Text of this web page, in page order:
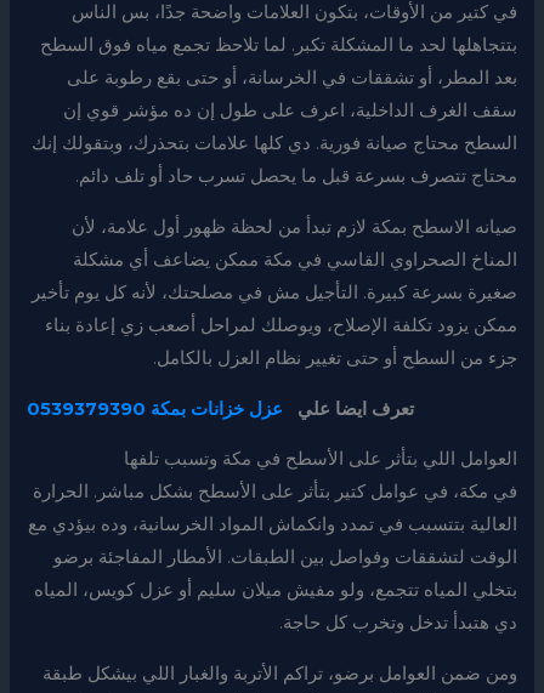
في كتير من الأوقات، بتكون العلامات واضحة جدًا، بس الناس
بتتجاهلها لحد ما المشكلة تكبر. لما تلاحظ تجمع مياه فوق السطح
بعد المطر، أو تشققات في الخرسانة، أو حتى بقع رطوبة على
سقف الغرف الداخلية، اعرف على طول إن ده مؤشر قوي إن
السطح محتاج صيانة فورية. دي كلها علامات بتحذرك، وبتقولك إنك
محتاج تتصرف بسرعة قبل ما يحصل تسرب حاد أو تلف دائم.
صيانه الاسطح بمكة لازم تبدأ من لحظة ظهور أول علامة، لأن
المناخ الصحراوي القاسي في مكة ممكن يضاعف أي مشكلة
صغيرة بسرعة كبيرة. التأجيل مش في مصلحتك، لأنه كل يوم تأخير
ممكن يزود تكلفة الإصلاح، ويوصلك لمراحل أصعب زي إعادة بناء
جزء من السطح أو حتى تغيير نظام العزل بالكامل.
تعرف ايضا علي عزل خزانات بمكة 0539379390
العوامل اللي بتأثر على الأسطح في مكة وتسبب تلفها
في مكة، في عوامل كتير بتأثر على الأسطح بشكل مباشر. الحرارة
العالية بتتسبب في تمدد وانكماش المواد الخرسانية، وده بيؤدي مع
الوقت لتشققات وفواصل بين الطبقات. الأمطار المفاجئة برضو
بتخلي المياه تتجمع، ولو مفيش ميلان سليم أو عزل كويس، المياه
دي هتبدأ تدخل وتخرب كل حاجة.
ومن ضمن العوامل برضو، تراكم الأتربة والغبار اللي بيشكل طبقة